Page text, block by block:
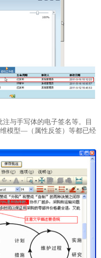
与手写体的电子签名等。目
模型—（属性反签）等都已经